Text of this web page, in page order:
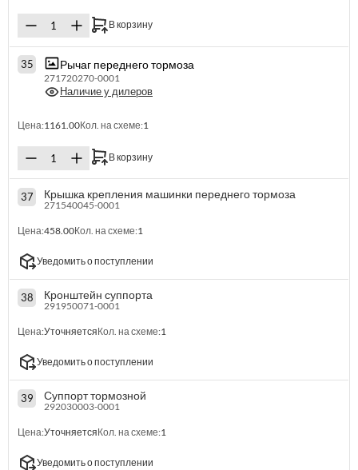
В корзину
35 Рычаг переднего тормоза
271720270-0001
Наличие у дилеров
Цена:1161.00Кол. на схеме:1
В корзину
37 Крышка крепления машинки переднего тормоза
271540045-0001
Цена:458.00Кол. на схеме:1
Уведомить о поступлении
38 Кронштейн суппорта
291950071-0001
Цена:УточняетсяКол. на схеме:1
Уведомить о поступлении
39 Суппорт тормозной
292030003-0001
Цена:УточняетсяКол. на схеме:1
Уведомить о поступлении